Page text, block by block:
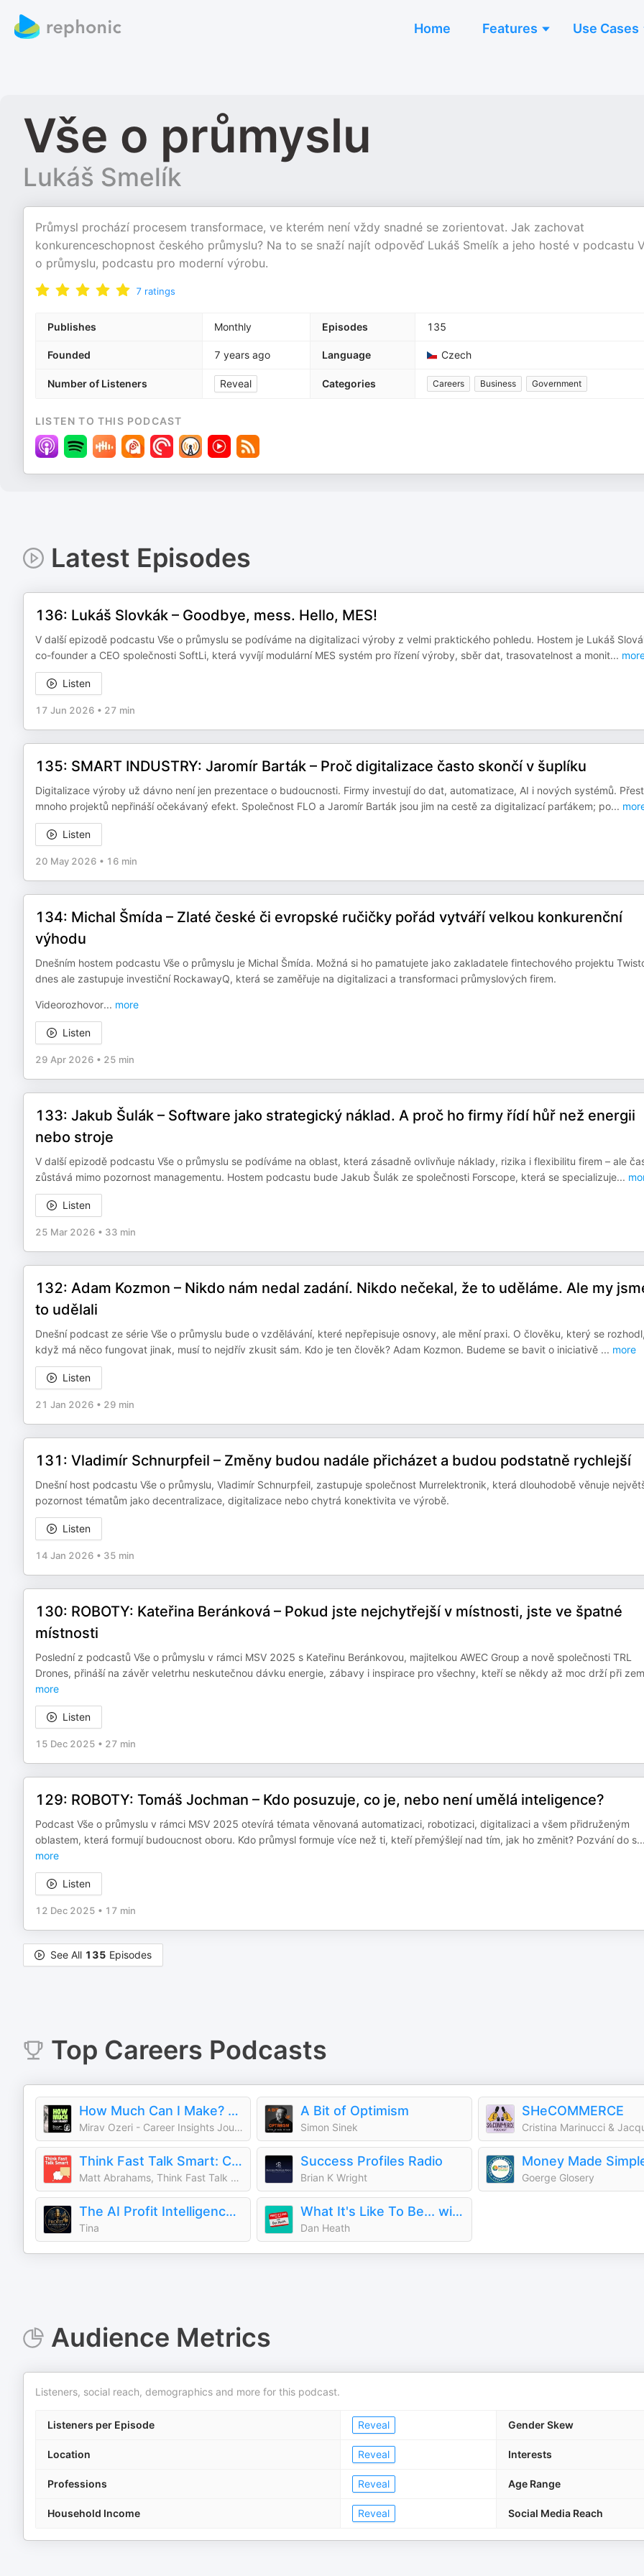
Home Features Use Cases
Vše o průmyslu
Lukáš Smelík
Průmysl prochází procesem transformace, ve kterém není vždy snadné se zorientovat. Jak zachovat
konkurenceschopnost českého průmyslu? Na to se snaží najít odpověď Lukáš Smelík a jeho hosté v podcastu
o průmyslu, podcastu pro moderní výrobu.
7 ratings
Publishes Monthly Episodes 135
Founded 7 years ago Language Czech
Number of Listeners Reveal Categories Careers Business Government
LISTEN TO THIS PODCAST
Latest Episodes
136: Lukáš Slovkák –⁠⁠⁠⁠⁠⁠ Goodbye, mess. Hello, MES!
V další epizodě podcastu Vše o průmyslu se podíváme na digitalizaci výroby z velmi praktického pohledu. Hostem je Lukáš
co-founder a CEO společnosti SoftLi, která vyvíjí modulární MES systém pro řízení výroby, sběr dat, trasovatelnost a monit...
Listen
17 Jun 2026 • 27 min
135: SMART INDUSTRY: Jaromír Barták –⁠⁠⁠⁠⁠⁠ Proč digitalizace často skončí v šuplíku
Digitalizace výroby už dávno není jen prezentace o budoucnosti. Firmy investují do dat, automatizace, AI i nových systémů.
mnoho projektů nepřináší očekávaný efekt. Společnost FLO a Jaromír Barták jsou jim na cestě za digitalizací parťákem; po...
Listen
20 May 2026 • 16 min
134: Michal Šmída –⁠⁠⁠⁠⁠⁠ Zlaté české či evropské ručičky pořád vytváří velkou konkurenční
výhodu
Dnešním hostem podcastu Vše o průmyslu je Michal Šmída. Možná si ho pamatujete jako zakladatele fintechového projektu
dnes ale zastupuje investiční RockawayQ, která se zaměřuje na digitalizaci a transformaci průmyslových firem.
Videorozhovor... more
Listen
29 Apr 2026 • 25 min
133: Jakub Šulák – Software jako strategický náklad. A proč ho firmy řídí hůř než energii
nebo stroje
V další epizodě podcastu Vše o průmyslu se podíváme na oblast, která zásadně ovlivňuje náklady, rizika i flexibilitu firem – ale
zůstává mimo pozornost managementu. Hostem podcastu bude Jakub Šulák ze společnosti Forscope, která se specializuje...
Listen
25 Mar 2026 • 33 min
132: Adam Kozmon –⁠⁠⁠⁠⁠⁠ Nikdo nám nedal zadání. Nikdo nečekal, že to uděláme. Ale my
to udělali
Dnešní podcast ze série Vše o průmyslu bude o vzdělávání, které nepřepisuje osnovy, ale mění praxi. O člověku, který se
když má něco fungovat jinak, musí to nejdřív zkusit sám. Kdo je ten člověk? Adam Kozmon. Budeme se bavit o iniciativě ... more
Listen
21 Jan 2026 • 29 min
131: Vladimír Schnurpfeil – Změny budou nadále přicházet a budou podstatně rychlejší
Dnešní host podcastu Vše o průmyslu, Vladimír Schnurpfeil, zastupuje společnost Murrelektronik, která dlouhodobě věnuje
pozornost tématům jako decentralizace, digitalizace nebo chytrá konektivita ve výrobě.
Listen
14 Jan 2026 • 35 min
130: ROBOTY: Kateřina Beránková – Pokud jste nejchytřejší v místnosti, jste ve špatné
místnosti
Poslední z podcastů Vše o průmyslu v rámci MSV 2025 s Kateřinu Beránkovou, majitelkou AWEC Group a nově společnosti TRL
Drones, přináší na závěr veletrhu neskutečnou dávku energie, zábavy i inspirace pro všechny, kteří se někdy až moc drží při
more
Listen
15 Dec 2025 • 27 min
129: ROBOTY: Tomáš Jochman – Kdo posuzuje, co je, nebo není umělá inteligence?
Podcast Vše o průmyslu v rámci MSV 2025 otevírá témata věnovaná automatizaci, robotizaci, digitalizaci a všem přidruženým
oblastem, která formují budoucnost oboru. Kdo průmysl formuje více než ti, kteří přemýšlejí nad tím, jak ho změnit? Pozvání do s...
more
Listen
12 Dec 2025 • 17 min
See All 135 Episodes
Top Careers Podcasts
How Much Can I Make? — Real Jobs. Real Stories. Career Insights
Mirav Ozeri - Career Insights Journalist
A Bit of Optimism
Simon Sinek
SHeCOMMERCE
Think Fast Talk Smart: Communication Techniques
Matt Abrahams, Think Fast Talk Smart
Success Profiles Radio
Brian K Wright Goerge Glosery
The AI Profit Intelligence Show
Tina
What It's Like To Be... with Dan Heath
Dan Heath
Audience Metrics
Listeners, social reach, demographics and more for this podcast.
Listeners per Episode Reveal Gender Skew
Location Reveal Interests
Professions Reveal Age Range
Household Income Reveal Social Media Reach